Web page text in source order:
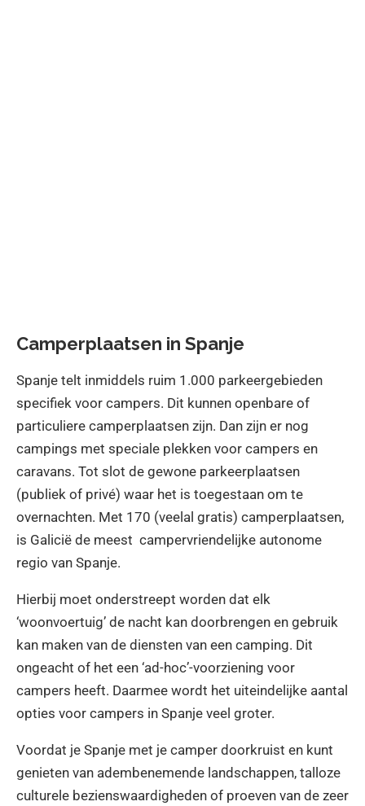
Camperplaatsen in Spanje
Spanje telt inmiddels ruim 1.000 parkeergebieden
specifiek voor campers. Dit kunnen openbare of
particuliere camperplaatsen zijn. Dan zijn er nog
campings met speciale plekken voor campers en
caravans. Tot slot de gewone parkeerplaatsen
(publiek of privé) waar het is toegestaan om te
overnachten. Met 170 (veelal gratis) camperplaatsen,
is Galicië de meest campervriendelijke autonome
regio van Spanje.
Hierbij moet onderstreept worden dat elk
‘woonvoertuig’ de nacht kan doorbrengen en gebruik
kan maken van de diensten van een camping. Dit
ongeacht of het een ‘ad-hoc’-voorziening voor
campers heeft. Daarmee wordt het uiteindelijke aantal
opties voor campers in Spanje veel groter.
Voordat je Spanje met je camper doorkruist en kunt
genieten van adembenemende landschappen, talloze
culturele bezienswaardigheden of proeven van de zeer